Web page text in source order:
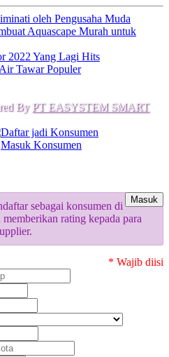
oleh Pengusaha Muda
Aquascape Murah untuk
2022 Yang Lagi Hits
Tawar Populer
By PT EASYSTEM SMART
Daftar jadi Konsumen
Masuk Konsumen
Masuk
sebagai konsumen di
rating kepada para
* Wajib diisi